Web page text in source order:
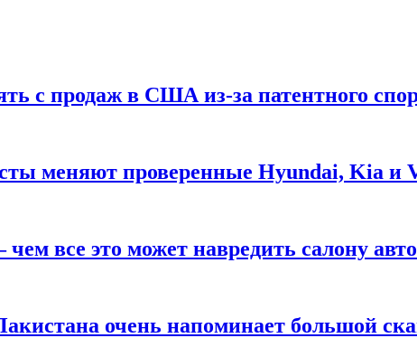
с продаж в США из-за патентного
меняют проверенные Hyundai, Kia и
все это может навредить салону
очень напоминает большой